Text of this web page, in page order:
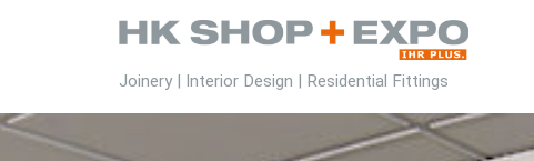
Joinery | Interior Design | Residential Fittings